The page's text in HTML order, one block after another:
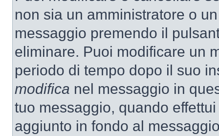
non sia un amministratore o
messaggio premendo il
eliminare. Puoi modificare un
periodo di tempo dopo il suo
modifica nel messaggio in
tuo messaggio, quando
aggiunto in fondo al